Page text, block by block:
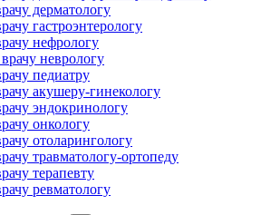
дерматологу
гастроэнтерологу
нефрологу
неврологу
педиатру
акушеру-гинекологу
эндокринологу
онкологу
отоларингологу
травматологу-ортопеду
терапевту
ревматологу